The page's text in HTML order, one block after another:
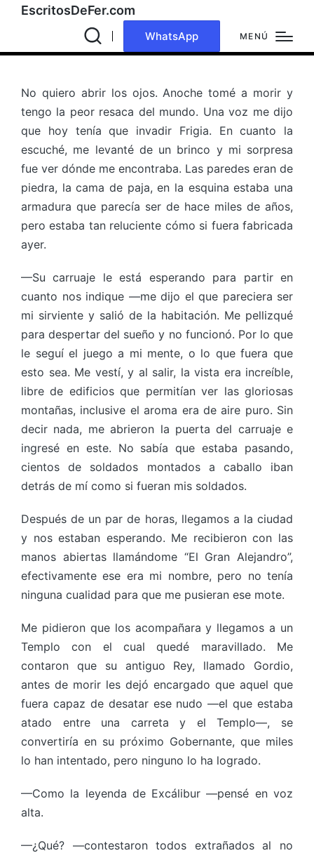
EscritosDeFer.com
WhatsApp MENÚ
No quiero abrir los ojos. Anoche tomé a morir y
tengo la peor resaca del mundo. Una voz me dijo
que hoy tenía que invadir Frigia. En cuanto la
escuché, me levanté de un brinco y mi sorpresa
fue ver dónde me encontraba. Las paredes eran de
piedra, la cama de paja, en la esquina estaba una
armadura que parecía ser de hace miles de años,
pero estaba tan reluciente cómo si fuera fabricada
ayer.
—Su carruaje le está esperando para partir en
cuanto nos indique —me dijo el que pareciera ser
mi sirviente y salió de la habitación. Me pellizqué
para despertar del sueño y no funcionó. Por lo que
le seguí el juego a mi mente, o lo que fuera que
esto sea. Me vestí, y al salir, la vista era increíble,
libre de edificios que permitían ver las gloriosas
montañas, inclusive el aroma era de aire puro. Sin
decir nada, me abrieron la puerta del carruaje e
ingresé en este. No sabía que estaba pasando,
cientos de soldados montados a caballo iban
detrás de mí como si fueran mis soldados.
Después de un par de horas, llegamos a la ciudad
y nos estaban esperando. Me recibieron con las
manos abiertas llamándome “El Gran Alejandro”,
efectivamente ese era mi nombre, pero no tenía
ninguna cualidad para que me pusieran ese mote.
Me pidieron que los acompañara y llegamos a un
Templo con el cual quedé maravillado. Me
contaron que su antiguo Rey, llamado Gordio,
antes de morir les dejó encargado que aquel que
fuera capaz de desatar ese nudo —el que estaba
atado entre una carreta y el Templo—, se
convertiría en su próximo Gobernante, que miles
lo han intentado, pero ninguno lo ha logrado.
—Como la leyenda de Excálibur —pensé en voz
alta.
—¿Qué? —contestaron todos extrañados al no